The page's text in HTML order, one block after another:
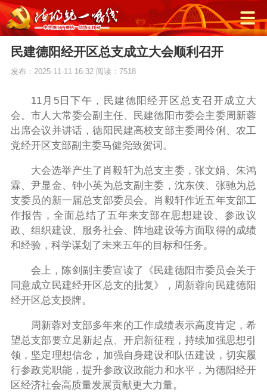
民建德阳经开区总支成立大会顺利召开
发布：2025-11-11 16:32 阅读：7518
11月5日下午，民建德阳经开区总支召开成立大
会。市人大常委会副主任、民建德阳市委会主委周新蓉
出席会议并讲话，德阳民建高校支部主委周伶俐、农工
党经开区支部副主委马健尧致贺词。
大会选举产生了肖毅轩为总支主委，张文娟、朱鸿
霖、尹显金、钟小英为总支副主委，沈东侠、张驰为总
支委员的新一届总支部委员会。肖毅轩作近五年支部工
作报告，全面总结了五年来支部在思想建设、参政议
政、组织建设、服务社会、阵地建设等方面取得的成绩
和经验，科学谋划了未来五年的目标和任务。
会上，陈剑副主委宣读了《民建德阳市委员会关于
同意成立民建经开区总支的批复》，周新蓉向民建德阳
经开区总支授牌。
周新蓉对支部多年来的工作成绩表示高度肯定，希
望总支部要立足新起点、开启新征程，持续加强思想引
领，坚定理想信念，加强自身建设和队伍建设，切实履
行参政党职能，提升参政议政能力和水平，为德阳经开
区经济社会高质量发展贡献更大力量。